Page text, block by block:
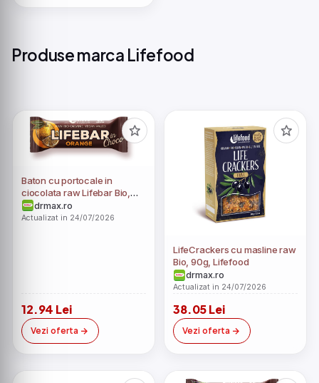
Produse marca Lifefood
Baton cu portocale in
ciocolata raw Lifebar Bio,
40g, Lifefood
drmax.ro
Actualizat in 24/07/2026
12.94 Lei
Vezi oferta
LifeCrackers cu masline raw
Bio, 90g, Lifefood
drmax.ro
Actualizat in 24/07/2026
38.05 Lei
Vezi oferta